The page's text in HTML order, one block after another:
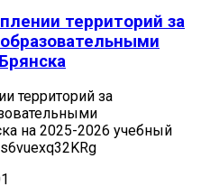
территорий за
территорий за
на 2025-2026 учебный